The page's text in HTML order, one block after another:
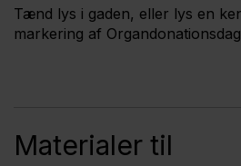
Tænd lys i gaden, eller lys en
markering af
Materialer til